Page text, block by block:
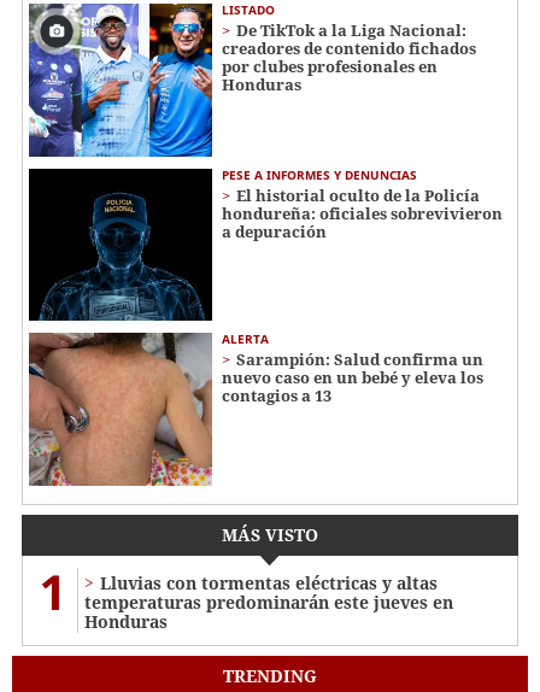
LISTADO
De TikTok a la Liga Nacional:
creadores de contenido fichados
por clubes profesionales en
Honduras
PESE A INFORMES Y DENUNCIAS
El historial oculto de la Policía
hondureña: oficiales sobrevivieron
a depuración
ALERTA
Sarampión: Salud confirma un
nuevo caso en un bebé y eleva los
contagios a 13
MÁS VISTO
1
Lluvias con tormentas eléctricas y altas
temperaturas predominarán este jueves en
Honduras
TRENDING